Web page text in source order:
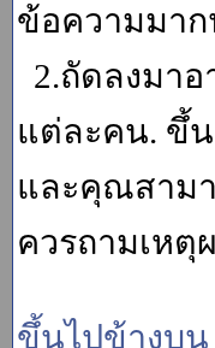
ข้อความมาก
2.ถัดลงมา
แต่ละคน. ขึ้น
และคุณสาม
ควรถามเหตุ
ขึ้นไปข้างบน